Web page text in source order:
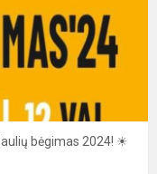
bėgimas 2024! ☀